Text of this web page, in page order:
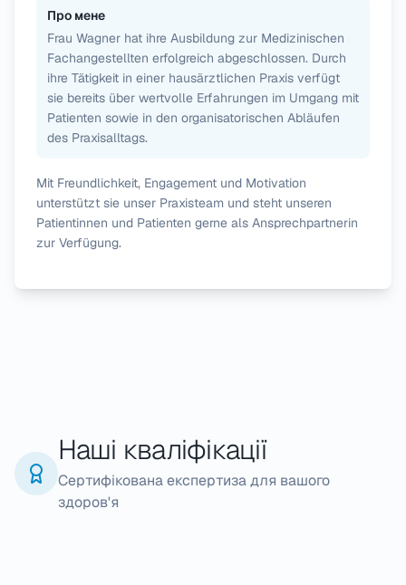
Про мене
Frau Wagner hat ihre Ausbildung zur Medizinischen
Fachangestellten erfolgreich abgeschlossen. Durch
ihre Tätigkeit in einer hausärztlichen Praxis verfügt
sie bereits über wertvolle Erfahrungen im Umgang mit
Patienten sowie in den organisatorischen Abläufen
des Praxisalltags.
Mit Freundlichkeit, Engagement und Motivation
unterstützt sie unser Praxisteam und steht unseren
Patientinnen und Patienten gerne als Ansprechpartnerin
zur Verfügung.
Наші кваліфікації
Сертифікована експертиза для вашого
здоров'я